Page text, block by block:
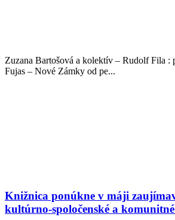
Zuzana Bartošová a kolektív – Rudolf Fila :
Fujas – Nové Zámky od pe...
Knižnica ponúkne v máji
kultúrno-spoločenské a